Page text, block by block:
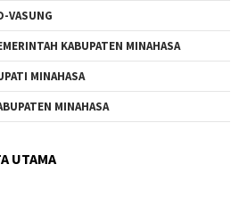
Bupati Robby Ingatkan ASN
Minahasa: Kemerdekaan
Harus Dibalas dengan Kerja
VASUNG
KABUPATEN MINAHASA
MINAHASA
MINAHASA
UTAMA